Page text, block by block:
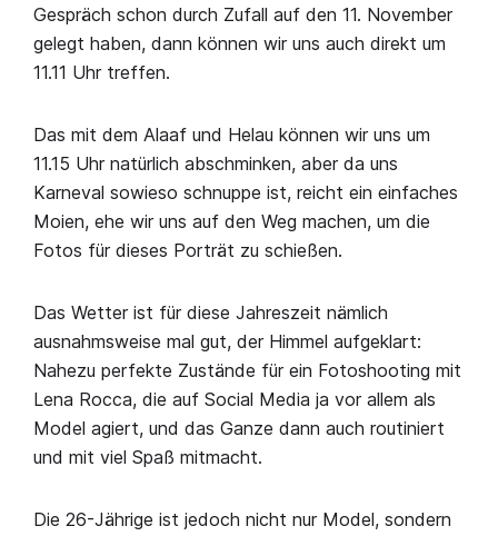
Gespräch schon durch Zufall auf den 11. November
gelegt haben, dann können wir uns auch direkt um
11.11 Uhr treffen.
Das mit dem Alaaf und Helau können wir uns um
11.15 Uhr natürlich abschminken, aber da uns
Karneval sowieso schnuppe ist, reicht ein einfaches
Moien, ehe wir uns auf den Weg machen, um die
Fotos für dieses Porträt zu schießen.
Das Wetter ist für diese Jahreszeit nämlich
ausnahmsweise mal gut, der Himmel aufgeklart:
Nahezu perfekte Zustände für ein Fotoshooting mit
Lena Rocca, die auf Social Media ja vor allem als
Model agiert, und das Ganze dann auch routiniert
und mit viel Spaß mitmacht.
Die 26-Jährige ist jedoch nicht nur Model, sondern